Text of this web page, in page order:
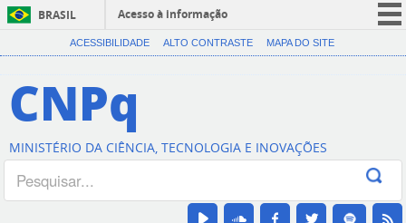
BRASIL
Acesso à informação
CORONAVÍRUS (COVID-19)
Canais
ACESSIBILIDADE ALTO CONTRASTE MAPA DO SITE
CNPq
MINISTÉRIO DA CIÊNCIA, TECNOLOGIA E INOVAÇÕES